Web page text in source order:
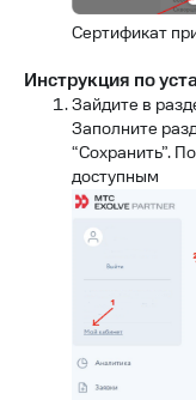
Сертификат
Инструкция по
Зайдите в
Заполните
“Сохранить”.
доступным